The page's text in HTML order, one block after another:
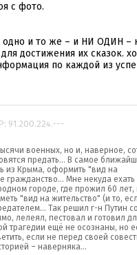
с фото.
одно и то же – и НИ ОДИН –
достижения их сказок.
по каждой из
91.200.224.---
военных, но и, наверное,
предать... В самое
из Крыма, оформить "вид на
гражданство... Мне некуда ехать
городе, где прожил 60 лет,
"вид на жительство" (и то,
Так решил г-н Путин
лелеял, пестовал и готовил
трагедии ещё не осознаны, но
если не перед своей
– наверняка...